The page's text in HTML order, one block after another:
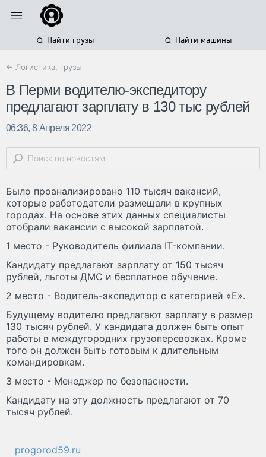
Найти грузы Найти машины
← Логистика, грузы
В Перми водителю-экспедитору
предлагают зарплату в 130 тыс рублей
06:36, 8 Апреля 2022
Было проанализировано 110 тысяч вакансий,
которые работодатели размещали в крупных
городах. На основе этих данных специалисты
отобрали вакансии с высокой зарплатой.
1 место - Руководитель филиала IT-компании.
Кандидату предлагают зарплату от 150 тысяч
рублей, льготы ДМС и бесплатное обучение.
2 место - Водитель-экспедитор с категорией «Е».
Будущему водителю предлагают зарплату в размер
130 тысяч рублей. У кандидата должен быть опыт
работы в междугородних грузоперевозках. Кроме
того он должен быть готовым к длительным
командировкам.
3 место - Менеджер по безопасности.
Кандидату на эту должность предлагают от 70
тысяч рублей.
progorod59.ru